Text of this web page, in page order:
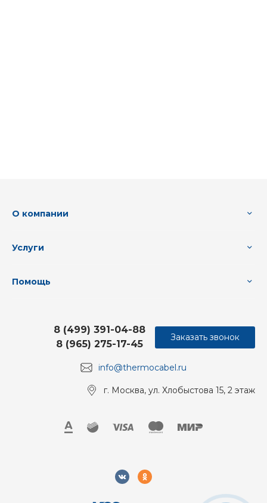
О компании
Услуги
Помощь
info@thermocabel.ru
8 (499) 391-04-88
8 (965) 275-17-45
г. Москва, ул. Хлобыстова 15, 2 этаж
Заказать звонок